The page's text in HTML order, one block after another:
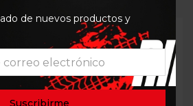
de nuevos productos y